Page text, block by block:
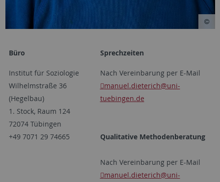
Büro Sprechzeiten
Institut für Soziologie
Wilhelmstraße 36
(Hegelbau)
1. Stock, Raum 124
72074 Tübingen
+49 7071 29 74665
Nach Vereinbarung per E-Mail
manuel.dieterich@uni-
tuebingen.de
Qualitative Methodenberatung
Nach Vereinbarung per E-Mail
manuel.dieterich@uni-